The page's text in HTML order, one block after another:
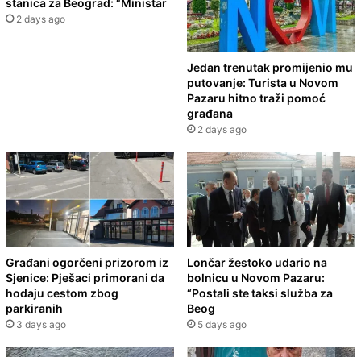
stanica za Beograd: “Ministar
2 days ago
Jedan trenutak promijenio mu
putovanje: Turista u Novom
Pazaru hitno traži pomoć
građana
2 days ago
Građani ogorčeni prizorom iz
Sjenice: Pješaci primorani da
hodaju cestom zbog
parkiranih
3 days ago
Lončar žestoko udario na
bolnicu u Novom Pazaru:
“Postali ste taksi služba za
Beog
5 days ago